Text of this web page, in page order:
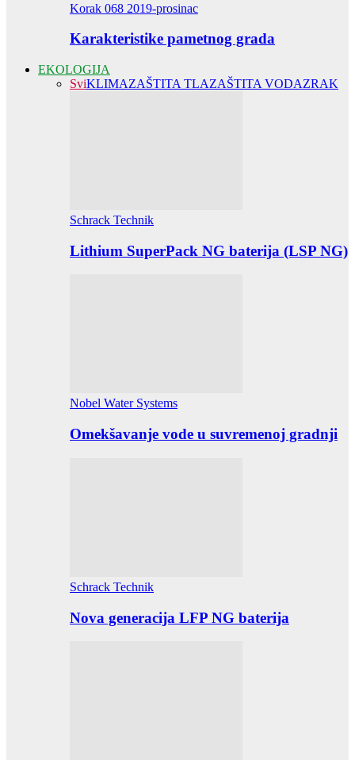
Korak 068 2019-prosinac
Karakteristike pametnog grada
EKOLOGIJA
SviKLIMAZAŠTITA TLAZAŠTITA VODAZRAK
Schrack Technik
Lithium SuperPack NG baterija (LSP NG)
Nobel Water Systems
Omekšavanje vode u suvremenoj gradnji
Schrack Technik
Nova generacija LFP NG baterija